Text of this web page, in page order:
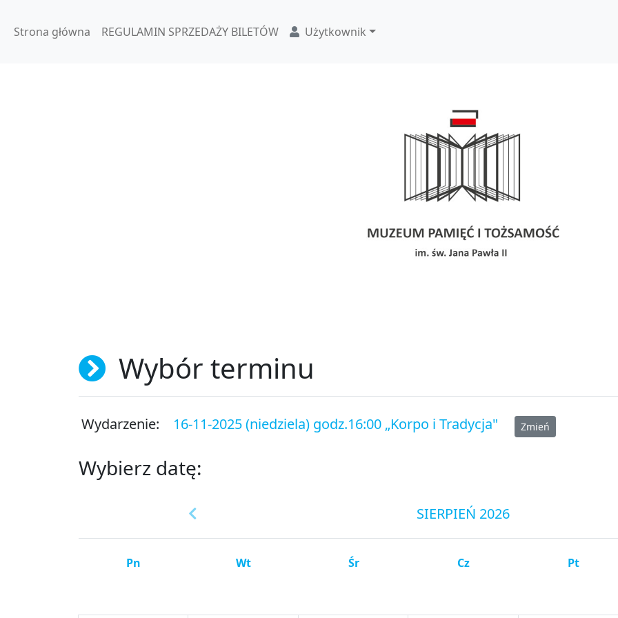
Strona główna REGULAMIN SPRZEDAŻY BILETÓW Użytkownik
Wybór terminu
Wydarzenie: 16-11-2025 (niedziela) godz.16:00 „Korpo i Tradycja" Zmień
Wybierz datę:
SIERPIEŃ 2026
Pn Wt Śr Cz Pt